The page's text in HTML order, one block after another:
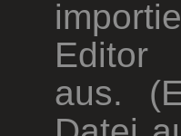
Editor
aus.